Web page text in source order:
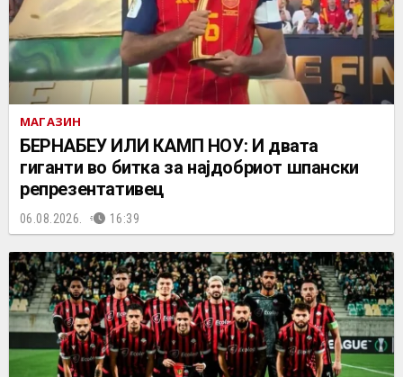
МАГАЗИН
БЕРНАБЕУ ИЛИ КАМП НОУ: И двата
гиганти во битка за најдобриот шпански
репрезентативец
06.08.2026. 16:39